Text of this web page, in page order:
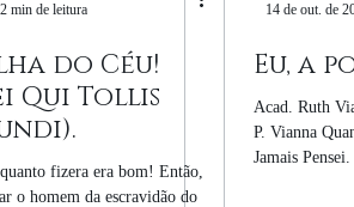
2 min de leitura
do Céu!
Qui Tollis
fizera era bom! Então,
o homem da escravidão do
14 de out. de
Eu, a
Acad. Ruth Vianna
P. Vianna
Jamais